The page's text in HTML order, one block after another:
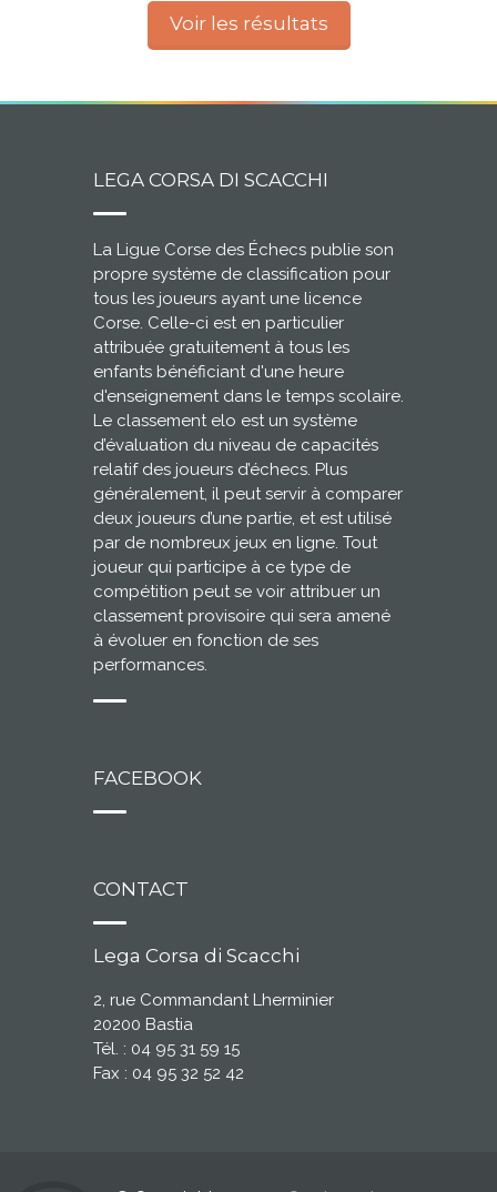
Voir les résultats
LEGA CORSA DI SCACCHI
La Ligue Corse des Échecs publie son
propre système de classification pour
tous les joueurs ayant une licence
Corse. Celle-ci est en particulier
attribuée gratuitement à tous les
enfants bénéficiant d'une heure
d'enseignement dans le temps scolaire.
Le classement elo est un système
d’évaluation du niveau de capacités
relatif des joueurs d’échecs. Plus
généralement, il peut servir à comparer
deux joueurs d’une partie, et est utilisé
par de nombreux jeux en ligne. Tout
joueur qui participe à ce type de
compétition peut se voir attribuer un
classement provisoire qui sera amené
à évoluer en fonction de ses
performances.
FACEBOOK
CONTACT
Lega Corsa di Scacchi
2, rue Commandant Lherminier
20200 Bastia
Tél. : 04 95 31 59 15
Fax : 04 95 32 52 42